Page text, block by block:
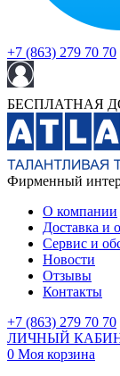
+7 (863) 279 70 70
БЕСПЛАТНАЯ
Фирменный
О компании
Доставка и
Сервис и
Новости
Отзывы
Контакты
+7 (863) 279 70 70
ЛИЧНЫЙ
0 Моя корзина